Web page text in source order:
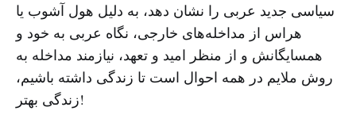
سیاسی جدید عربی را نشان دهد، به دلیل هول آشوب یا
هراس از مداخله‌های خارجی، نگاه عربی به خود و
همسایگانش و از منظر امید و تعهد، نیازمند مداخله به
روش ملایم در همه احوال است تا زندگی داشته باشیم،
زندگی بهتر!